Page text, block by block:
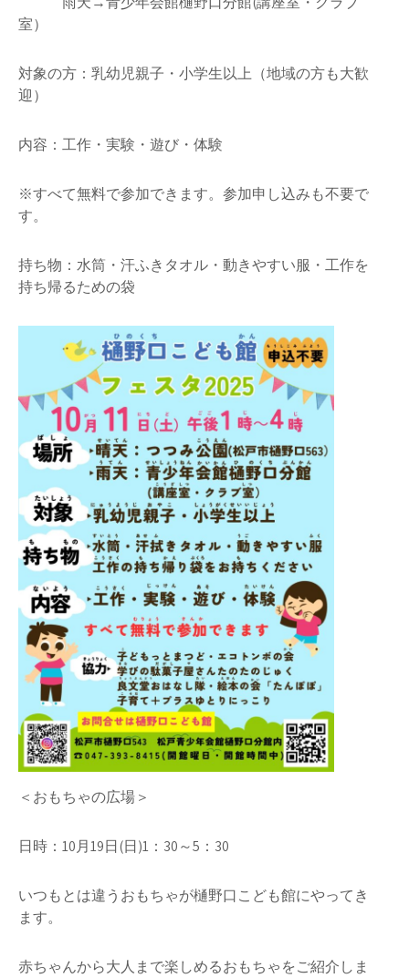
室）
対象の方：乳幼児親子・小学生以上（地域の方も大歓
迎）
内容：工作・実験・遊び・体験
※すべて無料で参加できます。参加申し込みも不要で
す。
持ち物：水筒・汗ふきタオル・動きやすい服・工作を
持ち帰るための袋
＜おもちゃの広場＞
日時：10月19日(日)1：30～5：30
いつもとは違うおもちゃが樋野口こども館にやってき
ます。
赤ちゃんから大人まで楽しめるおもちゃをご紹介しま